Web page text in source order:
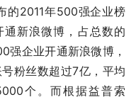
的2011年500强企业榜
新浪微博，占总数的
强企业开通新浪微博，
粉丝数超过7亿，平均
个。而根据益普索